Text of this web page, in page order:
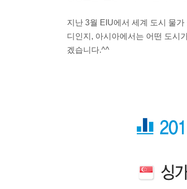
지난 3월 EIU에서 세계 도시 물
디인지, 아시아에서는 어떤 도시
겠습니다.^^